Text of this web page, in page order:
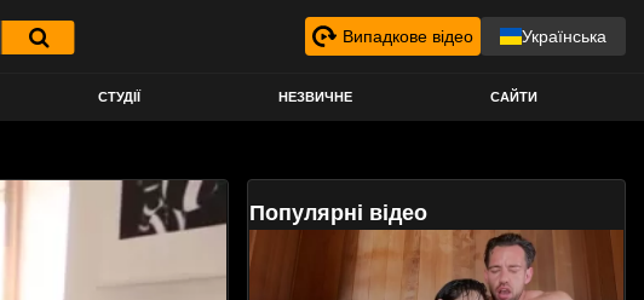
Випадкове відео Українська
СТУДІЇ НЕЗВИЧНЕ САЙТИ
Популярні відео